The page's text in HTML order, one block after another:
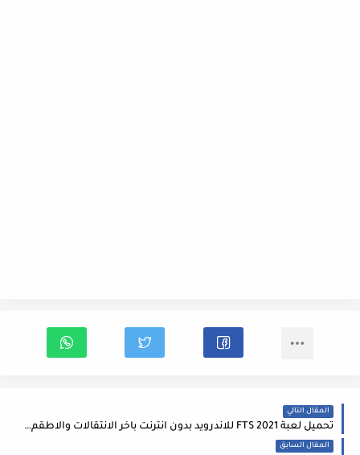
المقال التالي
تحميل لعبة FTS 2021 للاندرويد بدون انترنت باخر الانتقالات والاطقم FTS 21 جرافيك خرافي
المقال السابق